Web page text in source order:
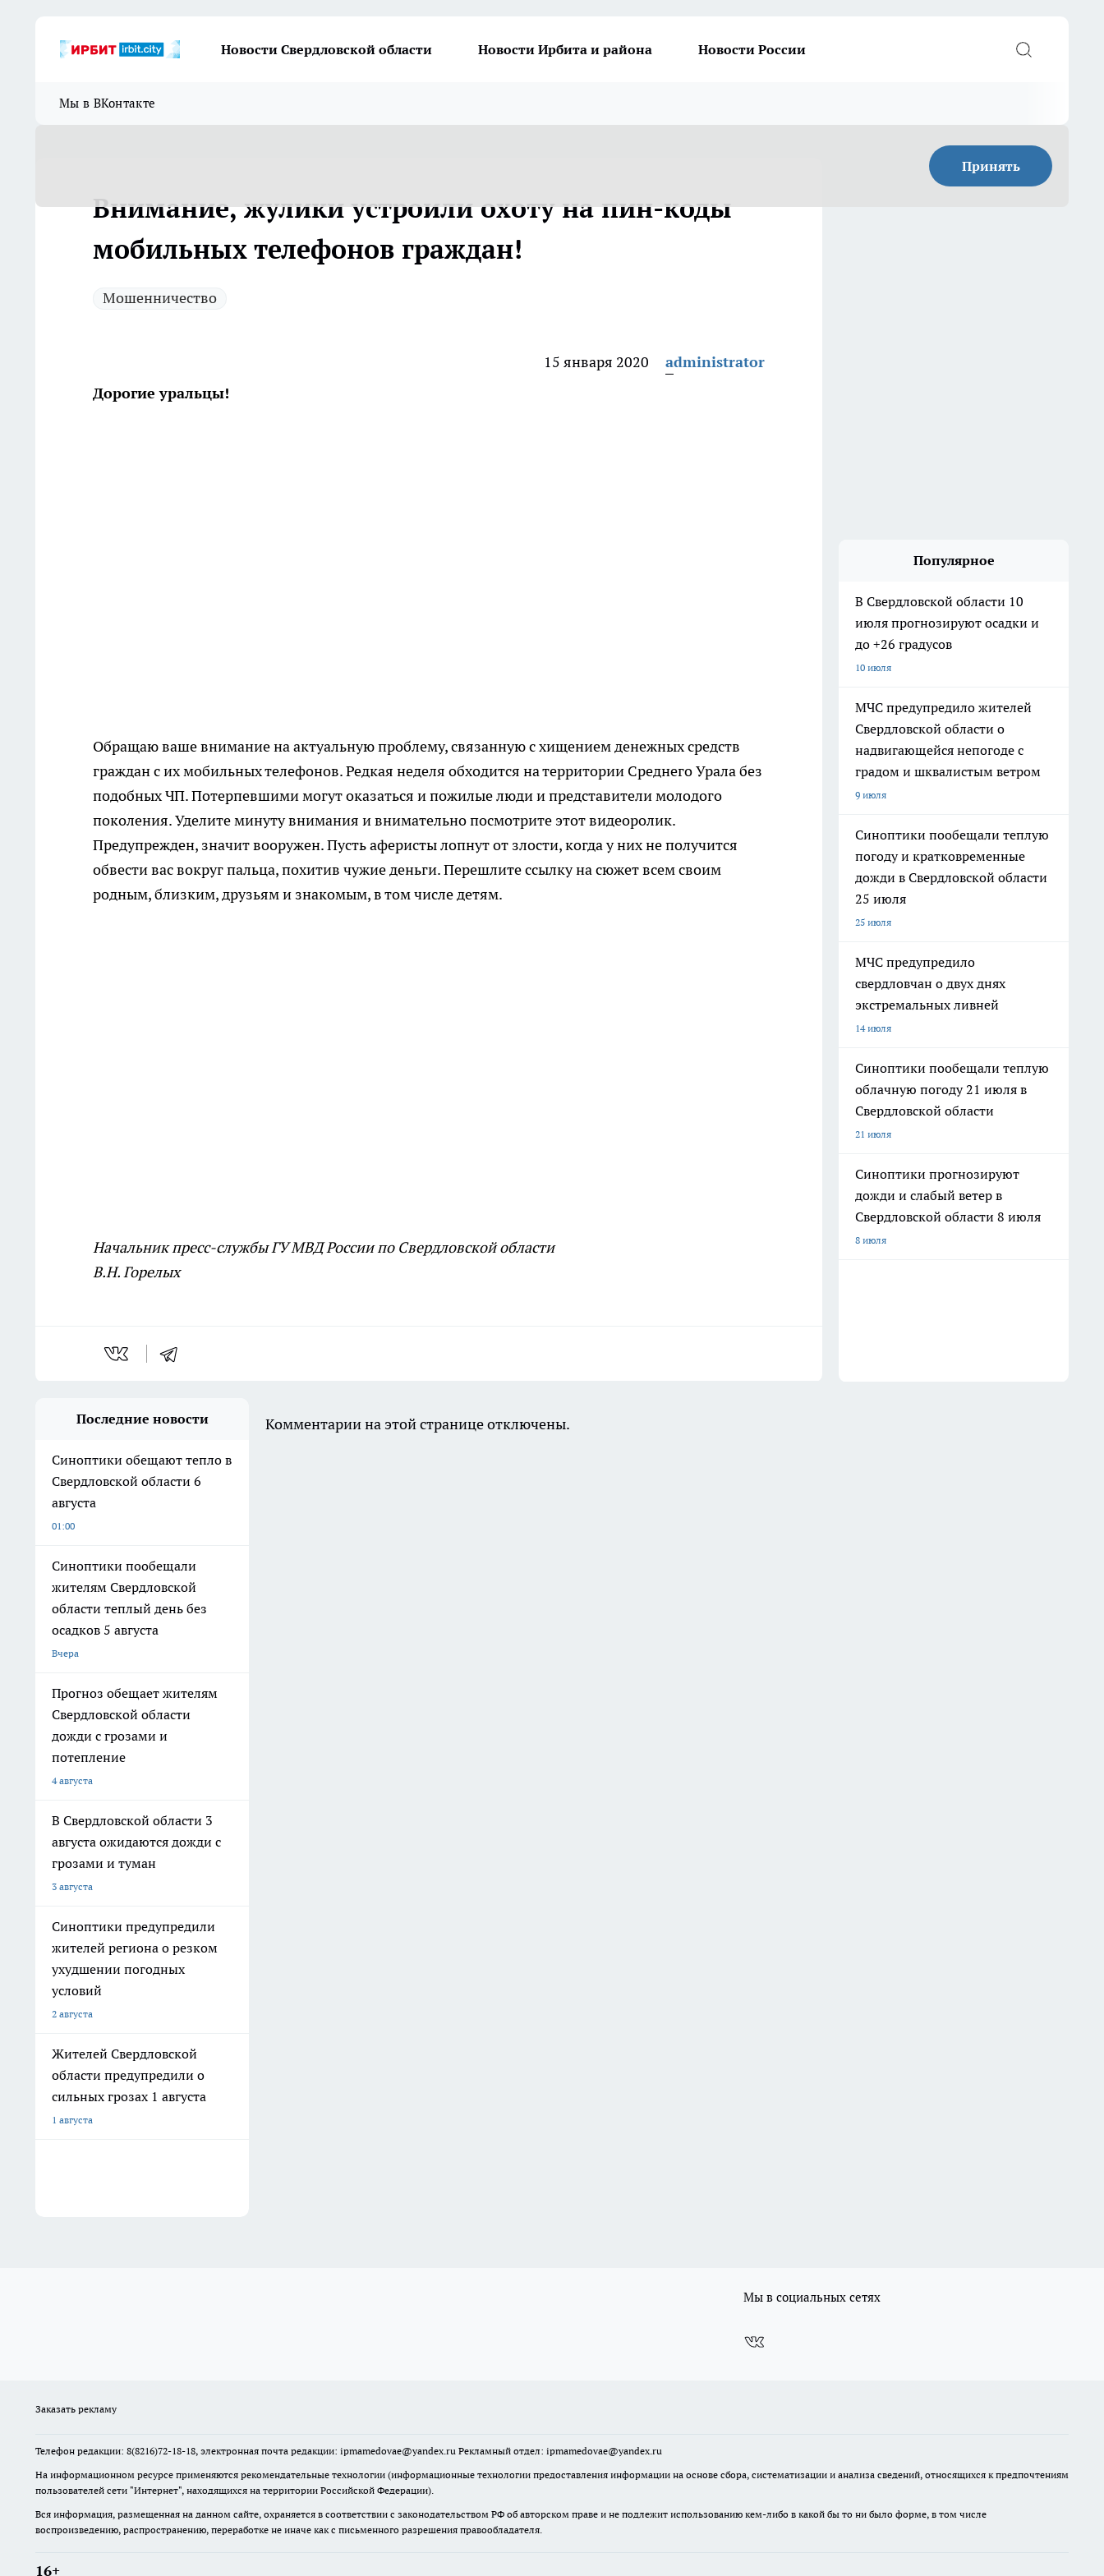
Новости Свердловской области Новости Ирбита и района Новости России
Мы в ВКонтакте
Принять
Внимание, жулики устроили охоту на пин-коды
мобильных телефонов граждан!
Мошенничество
15 января 2020
administrator
Дорогие уральцы!
Обращаю ваше внимание на актуальную проблему, связанную с хищением денежных средств
граждан с их мобильных телефонов. Редкая неделя обходится на территории Среднего Урала без
подобных ЧП. Потерпевшими могут оказаться и пожилые люди и представители молодого
поколения. Уделите минуту внимания и внимательно посмотрите этот видеоролик.
Предупрежден, значит вооружен. Пусть аферисты лопнут от злости, когда у них не получится
обвести вас вокруг пальца, похитив чужие деньги. Перешлите ссылку на сюжет всем своим
родным, близким, друзьям и знакомым, в том числе детям.
Начальник пресс-службы ГУ МВД России по Свердловской области
В.Н. Горелых
Популярное
В Свердловской области 10
июля прогнозируют осадки и
до +26 градусов
10 июля
МЧС предупредило жителей
Свердловской области о
надвигающейся непогоде с
градом и шквалистым ветром
9 июля
Синоптики пообещали теплую
погоду и кратковременные
дожди в Свердловской области
25 июля
25 июля
МЧС предупредило
свердловчан о двух днях
экстремальных ливней
14 июля
Синоптики пообещали теплую
облачную погоду 21 июля в
Свердловской области
21 июля
Синоптики прогнозируют
дожди и слабый ветер в
Свердловской области 8 июля
8 июля
Последние новости
Синоптики обещают тепло в
Свердловской области 6
августа
01:00
Синоптики пообещали
жителям Свердловской
области теплый день без
осадков 5 августа
Вчера
Прогноз обещает жителям
Свердловской области
дожди с грозами и
потепление
4 августа
В Свердловской области 3
августа ожидаются дожди с
грозами и туман
3 августа
Синоптики предупредили
жителей региона о резком
ухудшении погодных
условий
2 августа
Жителей Свердловской
области предупредили о
сильных грозах 1 августа
1 августа
Комментарии на этой странице отключены.
Мы в социальных сетях
Заказать рекламу
Телефон редакции: 8(8216)72-18-18, электронная почта редакции: ipmamedovae@yandex.ru Рекламный отдел: ipmamedovae@yandex.ru
На информационном ресурсе применяются рекомендательные технологии (информационные технологии предоставления информации на основе сбора, систематизации и анализа сведений, относящихся к предпочтениям
пользователей сети "Интернет", находящихся на территории Российской Федерации).
Вся информация, размещенная на данном сайте, охраняется в соответствии с законодательством РФ об авторском праве и не подлежит использованию кем-либо в какой бы то ни было форме, в том числе
воспроизведению, распространению, переработке не иначе как с письменного разрешения правообладателя.
16+